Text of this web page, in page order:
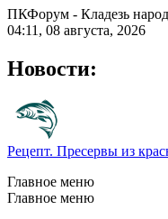
ПКФорум - Кладезь
04:11, 08 августа, 2026
Новости:
Рецепт. Пресервы из
Главное меню
Главное меню